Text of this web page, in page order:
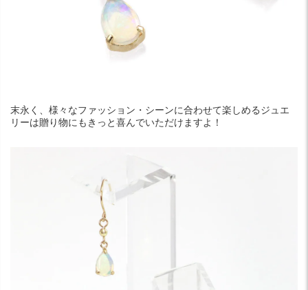
末永く、様々なファッション・シーンに合わせて楽しめるジュエ
リーは贈り物にもきっと喜んでいただけますよ！